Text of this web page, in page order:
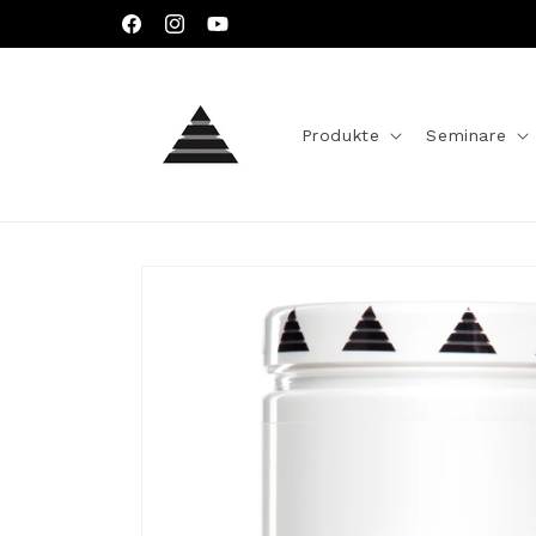
Inhalt
FacebookInstagramYouTube
Produkte Seminare